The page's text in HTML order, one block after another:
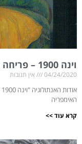
וינה 1900 – פריחה על סיפּה של תהום
04/24/2020 אין תגובות
האימפריה
קרא עוד >>